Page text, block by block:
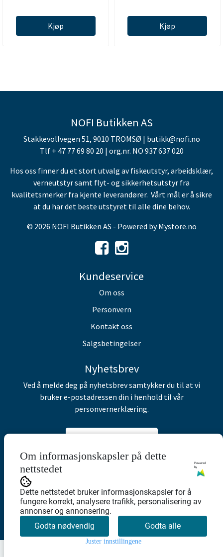
Kjøp Kjøp
NOFI Butikken AS
Stakkevollvegen 51, 9010 TROMSØ | butikk@nofi.no
Tlf + 47 77 69 80 20 | org.nr. NO 937 637 020
Hos oss finner du et stort utvalg av fiskeutstyr, arbeidsklær,
verneutstyr samt flyt- og sikkerhetsutstyr fra
kvalitetsmerker fra kjente leverandører. Vårt mål er å sikre
at du har det beste utstyret til alle dine behov.
© 2026 NOFI Butikken AS - Powered byMystore.no
Kundeservice
Om oss
Personvern
Kontakt oss
Salgsbetingelser
Nyhetsbrev
Ved å melde deg på nyhetsbrev samtykker du til at vi
bruker e-postadressen din i henhold til vår
personvernerklæring.
Abonner på nyhetsbrev
Om informasjonskapsler på dette
nettstedet
Powered
by
Dette nettstedet bruker informasjonskapsler for å
fungere korrekt, analysere trafikk, personalisering av
annonser og annonsering.
Godta nødvendig
Godta alle
Juster innstillingene